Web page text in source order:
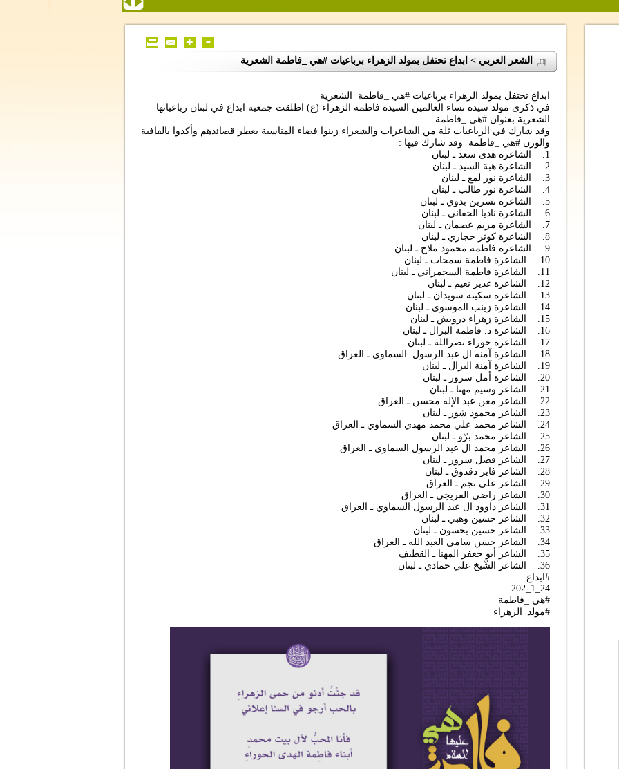
الشعر العربي > ابداع تحتفل بمولد الزهراء برباعيات #هي _فاطمة الشعرية
ابداع تحتفل بمولد الزهراء برباعيات #هي _فاطمة الشعرية
في ذكرى مولد سيدة نساء العالمين السيدة فاطمة الزهراء (ع) اطلقت جمعية ابداع في لبنان رباعياتها
الشعرية بعنوان #هي _فاطمة .
وقد شارك في الرباعيات ثلة من الشاعرات والشعراء زينوا فضاء المناسبة بعطر قصائدهم وأكدوا بالقافية
والوزن #هي _فاطمة وقد شارك فيها :
1. الشاعرة هدى سعد ـ لبنان
2. الشاعرة هبة السيد ـ لبنان
3. الشاعرة نور لمع ـ لبنان
4. الشاعرة نور طالب ـ لبنان
5. الشاعرة نسرين بدوي ـ لبنان
6. الشاعرة ناديا الحقاني ـ لبنان
7. الشاعرة مريم عصمان ـ لبنان
8. الشاعرة كوثر حجازي ـ لبنان
9. الشاعرة فاطمة محمود ملاح ـ لبنان
10. الشاعرة فاطمة سمحات ـ لبنان
11. الشاعرة فاطمة السحمراني ـ لبنان
12. الشاعرة غدير نعيم ـ لبنان
13. الشاعرة سكينة سويدان ـ لبنان
14. الشاعرة زينب الموسوي ـ لبنان
15. الشاعرة زهراء درويش ـ لبنان
16. الشاعرة د. فاطمة البزال ـ لبنان
17. الشاعرة حوراء نصرالله ـ لبنان
18. الشاعرة آمنه ال عبد الرسول السماوي ـ العراق
19. الشاعرة آمنة البزال ـ لبنان
20. الشاعرة أمل سرور ـ لبنان
21. الشاعر وسيم مهنا ـ لبنان
22. الشاعر معن عبد الإله محسن ـ العراق
23. الشاعر محمود شور ـ لبنان
24. الشاعر محمد علي محمد مهدي السماوي ـ العراق
25. الشاعر محمد برّو ـ لبنان
26. الشاعر محمد ال عبد الرسول السماوي ـ العراق
27. الشاعر فضل سرور ـ لبنان
28. الشاعر فايز دقدوق ـ لبنان
29. الشاعر علي نجم ـ العراق
30. الشاعر راضي الفريجي ـ العراق
31. الشاعر داوود ال عبد الرسول السماوي ـ العراق
32. الشاعر حسين وهبي ـ لبنان
33. الشاعر حسين بحسون ـ لبنان
34. الشاعر حسن سامي العبد الله ـ العراق
35. الشاعر أبو جعفر المهنا ـ القطيف
36. الشاعر الشّيخ علي حمادي ـ لبنان
#ابداع
24_1_202
#هي _فاطمة
#مولد_الزهراء